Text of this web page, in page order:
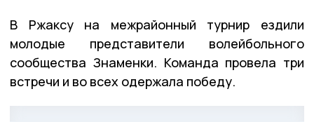
В Ржаксу на межрайонный турнир ездили
молодые представители волейбольного
сообщества Знаменки. Команда провела три
встречи и во всех одержала победу.